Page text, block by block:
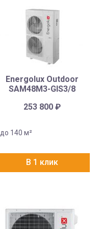
Energolux Outdoor
SAM48M3-GIS3/8
253 800₽
до 140 м²
В 1 клик